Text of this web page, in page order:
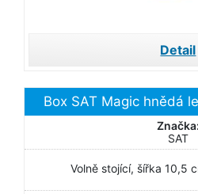
Detail
Box SAT Magic hnědá
Značka:
SAT
Volně stojící, šířka 10,5